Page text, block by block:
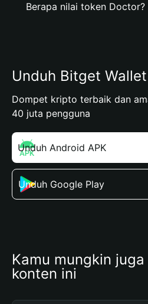
Berapa nilai token Doctor?
Unduh Bitget
Dompet kripto terbaik dan
40 juta pengguna
Unduh Android APK
Unduh Google Play
Kamu mungkin
konten ini